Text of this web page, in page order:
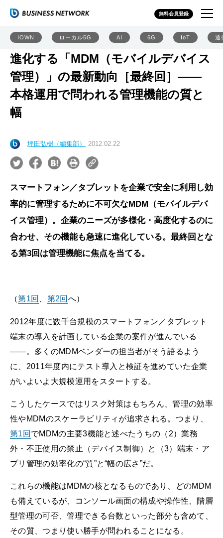
無料会員登録
IOWN ローカル5G AI 6G IoT 通
進化する「MDM（モバイルデバイス
管理）」の最新動向［最終回］――
本格運用で問われる管理機能の質と
幅
坪田弘樹（編集部） 2012.02.22
スマートフォン／タブレットを企業で安全に利用し効
率的に管理するために不可欠なMDM（モバイルデバ
イス管理）。企業のニーズが多様化・高度化するのに
合わせ、その機能も急速に進化している。最終回とな
る第3回は管理機能に焦点を当てる。
（第1回 第2回 へ）
2012年度に数千台規模のスマートフォン／タブレット
端末の導入を計画している企業の案件が進んでいる
――。多くのMDMベンダーの担当者がそう語るよう
に、2011年度内にテスト導入と検証を進めていた企業
がいよいよ大規模運用をスタートする。
こうしたケースではリスク対策はもちろん、管理の効率
性やMDMのスケーラビリティが追求される。つまり、
第1回 でMDMの主要3機能と述べたうちの（2）業務
外・不正使用の禁止（デバイス制御）と（3）端末・ア
プリ管理の効率化の“質”と“幅の広さ”だ。
これらの機能はMDMの核となるものであり、どのMDM
も備えているが、コンソール画面の構成や操作性、階層
型管理の可否、管理できる台数といった部分も含めて、
その質、つまり使い勝手が問われることになる。